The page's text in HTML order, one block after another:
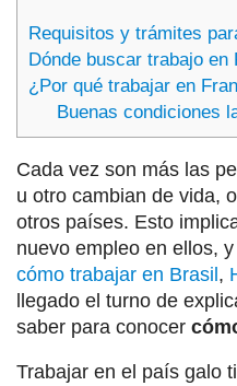
Requisitos y trámites
Dónde buscar trabajo en
¿Por qué trabajar en
Buenas condiciones
Cada vez son más las
u otro cambian de vida,
otros países. Esto
nuevo empleo en ellos,
cómo trabajar en Brasil ,
llegado el turno de
saber para conocer
Trabajar en el país galo